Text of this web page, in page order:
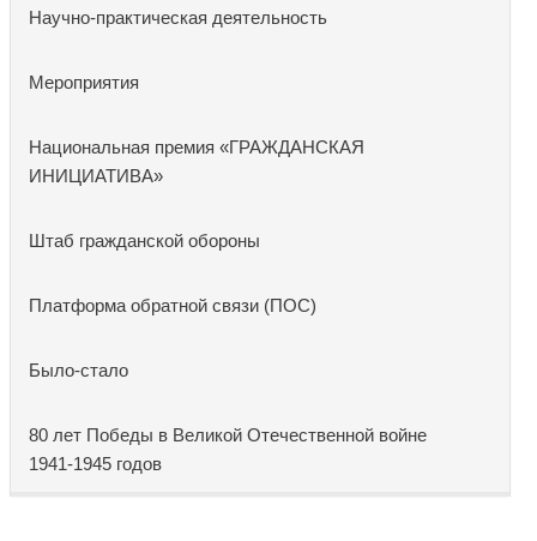
Научно-практическая деятельность
Мероприятия
Национальная премия «ГРАЖДАНСКАЯ
ИНИЦИАТИВА»
Штаб гражданской обороны
Платформа обратной связи (ПОС)
Было-стало
80 лет Победы в Великой Отечественной войне
1941-1945 годов